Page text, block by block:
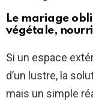
Le mariage
végétale,
Si un espace
d’un lustre, la
mais un simple